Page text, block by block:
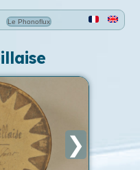
Le Phonoflux
❯